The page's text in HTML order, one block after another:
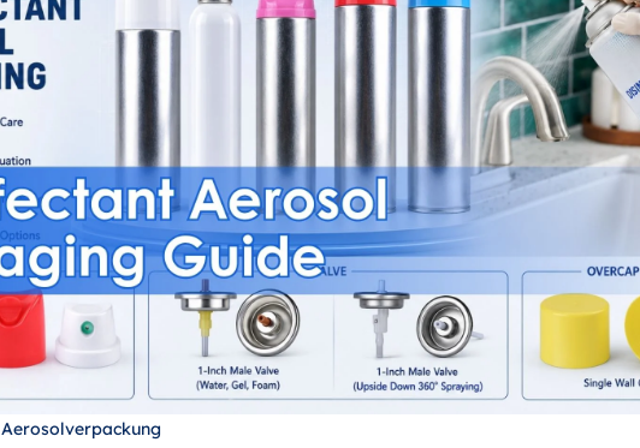
Aerosolverpackung